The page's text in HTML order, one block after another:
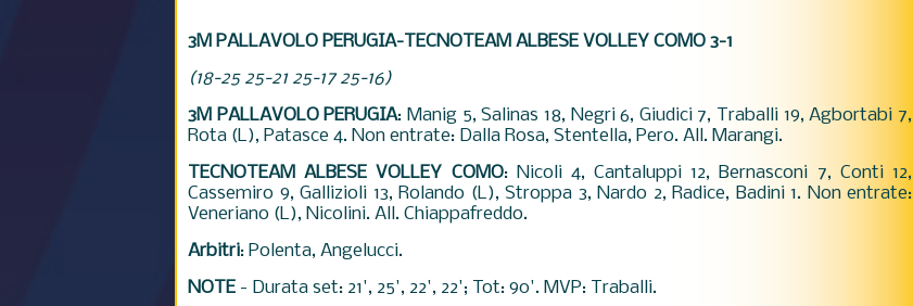
3M PALLAVOLO PERUGIA-TECNOTEAM ALBESE VOLLEY COMO 3-1
(18-25 25-21 25-17 25-16)
3M PALLAVOLO PERUGIA: Manig 5, Salinas 18, Negri 6, Giudici 7, Traballi 19, Agbortabi 7,
Rota (L), Patasce 4. Non entrate: Dalla Rosa, Stentella, Pero. All. Marangi.
TECNOTEAM ALBESE VOLLEY COMO: Nicoli 4, Cantaluppi 12, Bernasconi 7, Conti 12,
Cassemiro 9, Gallizioli 13, Rolando (L), Stroppa 3, Nardo 2, Radice, Badini 1. Non entrate:
Veneriano (L), Nicolini. All. Chiappafreddo.
Arbitri: Polenta, Angelucci.
NOTE - Durata set: 21', 25', 22', 22'; Tot: 90'. MVP: Traballi.